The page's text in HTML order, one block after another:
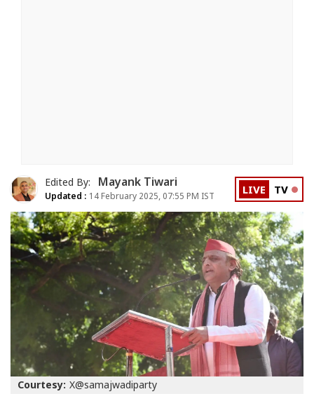
Edited By: Mayank Tiwari
Updated : 14 February 2025, 07:55 PM IST LIVE TV
Courtesy: X@samajwadiparty